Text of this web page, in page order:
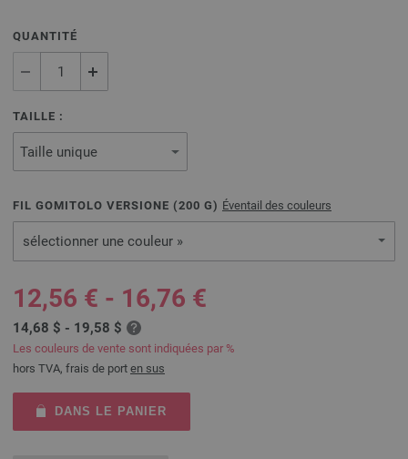
QUANTITÉ
TAILLE :
FIL GOMITOLO VERSIONE (200 G) Éventail des couleurs
sélectionner une couleur »
12,56 € - 16,76 €
14,68 $ - 19,58 $
Les couleurs de vente sont indiquées par %
hors TVA, frais de port en sus
DANS LE PANIER